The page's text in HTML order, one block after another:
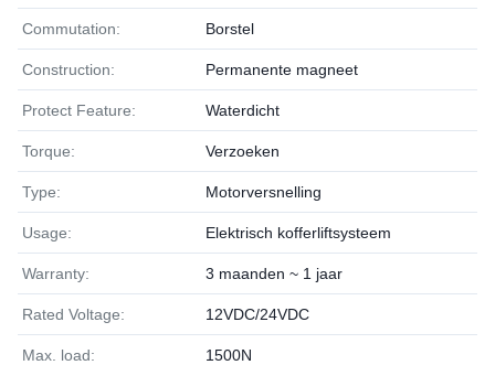
Commutation: Borstel
Construction: Permanente magneet
Protect Feature: Waterdicht
Torque: Verzoeken
Type: Motorversnelling
Usage: Elektrisch kofferliftsysteem
Warranty: 3 maanden ~ 1 jaar
Rated Voltage: 12VDC/24VDC
Max. load: 1500N